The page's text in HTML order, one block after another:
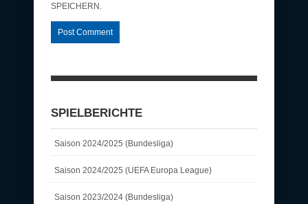
SPEICHERN.
SPIELBERICHTE
Saison 2024/2025 (Bundesliga)
Saison 2024/2025 (UEFA Europa League)
Saison 2023/2024 (Bundesliga)